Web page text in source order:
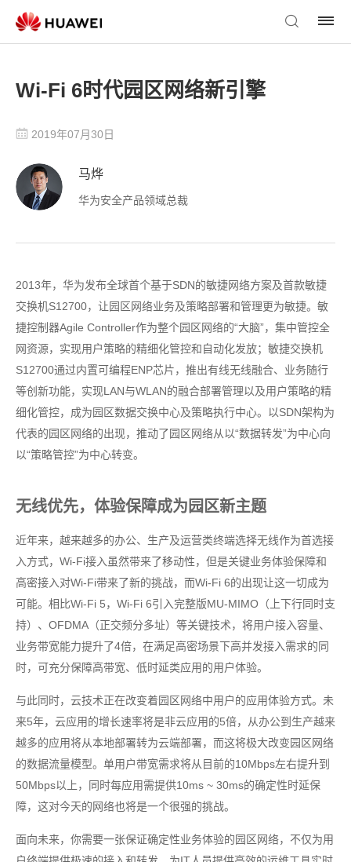
Wi-Fi 6时代园区网络新引擎
2019年07月30日
马烨
华为安全产品领域总裁
2013年，华为发布全球首个基于SDN的敏捷网络方案及首款敏捷
交换机S12700，让园区网络业务及策略部署和管理更为敏捷。敏
捷控制器Agile Controller作为整个园区网络的“大脑”，集中管控全
网资源，实现用户策略的精细化管控和自动化发放；敏捷交换机
S12700通过内置可编程ENP芯片，推出有线无线融合、业务随行
等创新功能，实现LAN与WLAN的融合部署管理以及用户策略的精
细化管控，成为园区数据交换中心及策略执行中心。以SDN架构为
代表的园区网络的出现，推动了园区网络从以“数据转发”为中心向
以“策略管控”为中心转变。
无线优先，体验保障成为园区新主题
近年来，越来越多的办公、生产及运营类终端选择无线作为首选接
入方式，Wi-Fi接入虽然带来了移动性，但是关键业务体验保障和
高密接入对Wi-Fi带来了新的挑战，而Wi-Fi 6的出现让这一切成为
可能。相比Wi-Fi 5，Wi-Fi 6引入完整版MU-MIMO（上下行同时支
持）、OFDMA（正交频分多址）等关键技术，将用户接入容量、
业务带宽能力提升了4倍，在满足高密场景下高并发接入需求的同
时，可充分保障高带宽、低时延类应用的用户体验。
与此同时，云技术正在改变着园区网络中用户的应用体验方式。未
来5年，云应用的增长速率将是非云应用的5倍，从办公到生产越来
越多的应用将从本地部署转为云端部署，而这将极大改变园区网络
的数据流量模型。单用户带宽需求将从目前的10Mbps左右提升到
50Mbps以上，同时每应用需提供10ms ~ 30ms的确定性时延保
障，这对今天的网络也将是一个很强的挑战。
面向未来，你需要一张保证确定性业务体验的园区网络，不仅为用